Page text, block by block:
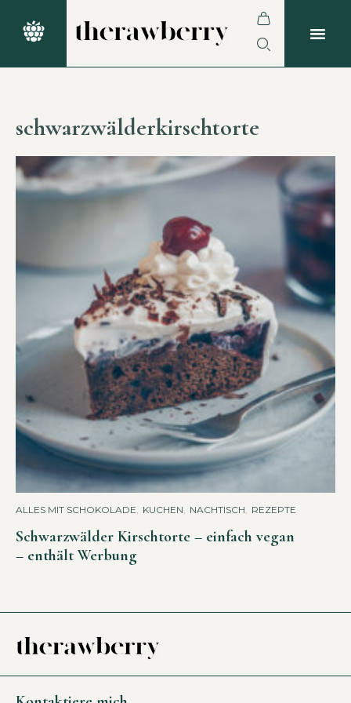
schwarzwälderkirschtorte
ALLES MIT SCHOKOLADE KUCHEN NACHTISCH REZEPTE
Schwarzwälder Kirschtorte – einfach vegan
– enthält Werbung